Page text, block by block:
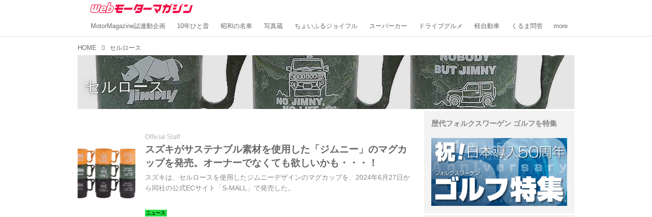
MotorMagazine誌連動企画 10年ひと昔 昭和の名車 写真蔵 ちょいふるジョイフル スーパーカー ドライブグルメ 軽自動車 くるま問答 more
HOME セルロース
セルロース
Official Staff
スズキがサステナブル素材を使用した「ジムニー」のマグカ
ップを発売。オーナーでなくても欲しいかも・・・！
スズキは、セルロースを使用したジムニーデザインのマグカップを、2024年6月27日か
ら同社の公式ECサイト「S-MALL」で発売した。
歴代フォルクスワーゲン ゴルフを特集